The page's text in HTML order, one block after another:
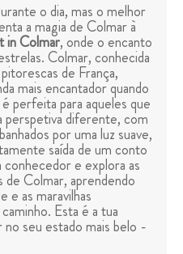
o dia, mas o melhor
a magia de Colmar à
in Colmar, onde o encanto
Colmar, conhecida
de França,
mais encantador quando
perfeita para aqueles que
perspetiva diferente, com
por uma luz suave,
saída de um conto
e explora as
Colmar, aprendendo
e as maravilhas
Esta é a tua
seu estado mais belo -